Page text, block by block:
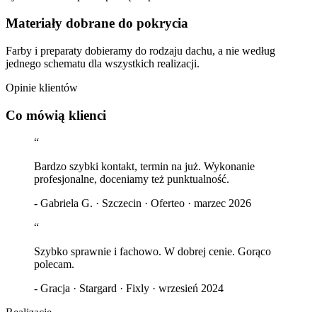
Materiały dobrane do pokrycia
Farby i preparaty dobieramy do rodzaju dachu, a nie według
jednego schematu dla wszystkich realizacji.
Opinie klientów
Co mówią klienci
“
Bardzo szybki kontakt, termin na już. Wykonanie
profesjonalne, doceniamy też punktualność.
- Gabriela G. · Szczecin · Oferteo · marzec 2026
“
Szybko sprawnie i fachowo. W dobrej cenie. Gorąco
polecam.
- Gracja · Stargard · Fixly · wrzesień 2024